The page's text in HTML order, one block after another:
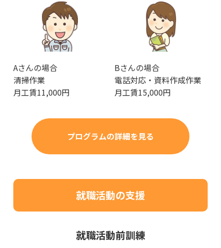
Aさんの場合
清掃作業
月工賃11,000円
Bさんの場合
電話対応・資料作成作業
月工賃15,000円
プログラムの詳細を見る
就職活動の支援
就職活動前訓練